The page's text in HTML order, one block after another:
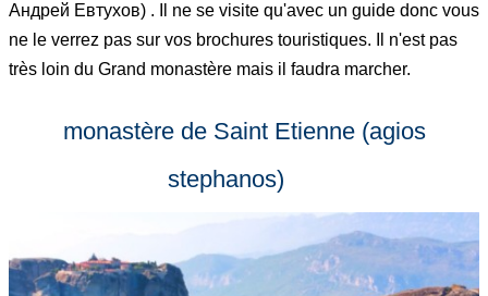
Андрей Евтухов) . Il ne se visite qu'avec un guide donc vous
ne le verrez pas sur vos brochures touristiques. Il n'est pas
très loin du Grand monastère mais il faudra marcher.
monastère de Saint Etienne (agios
stephanos)